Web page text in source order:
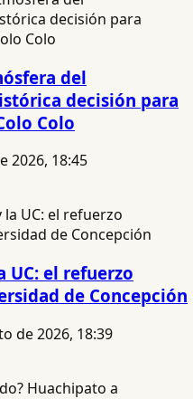
del
decisión para
Colo
2026, 18:45
UC: el refuerzo
de Concepción
de 2026, 18:39